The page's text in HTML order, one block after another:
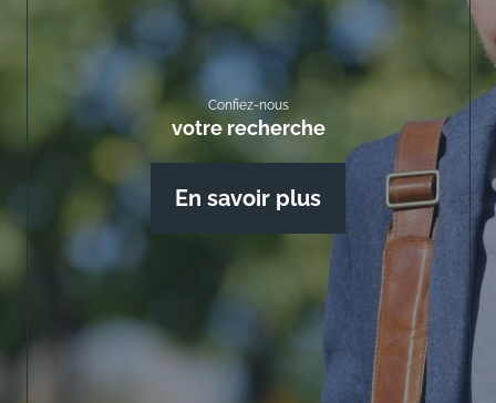
Confiez-nous
votre recherche
En savoir plus